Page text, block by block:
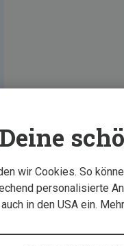
wir Cookies. So
personalisierte
auch in den USA ein.